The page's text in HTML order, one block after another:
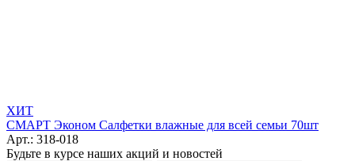
ХИТ
СМАРТ Эконом Салфетки влажные для всей семьи 70шт
Арт.: 318-018
Будьте в курсе наших акций и новостей